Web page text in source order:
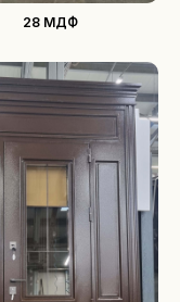
28 МДФ